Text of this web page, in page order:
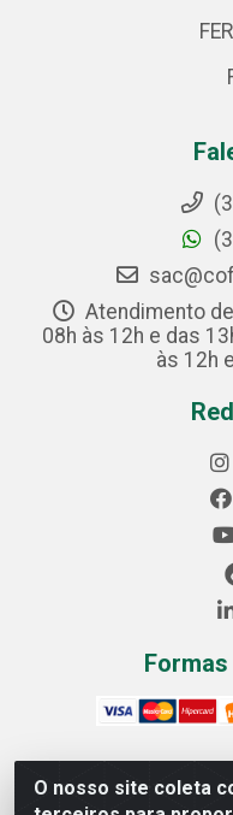
O nosso site coleta
Atendimento
08h às 12h e das
às 12h
Cofer Importadora